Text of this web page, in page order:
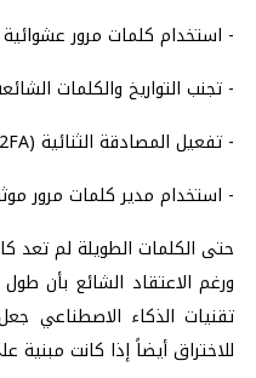
- استخدام كلمات مرور عشوائية
- تجنب التواريخ والكلمات
- تفعيل المصادقة الثنائية (2FA).
- استخدام مدير كلمات مرور
حتى الكلمات الطويلة لم تعد
ورغم الاعتقاد الشائع بأن طول
تقنيات الذكاء الاصطناعي
للاختراق أيضاً إذا كانت مبنية